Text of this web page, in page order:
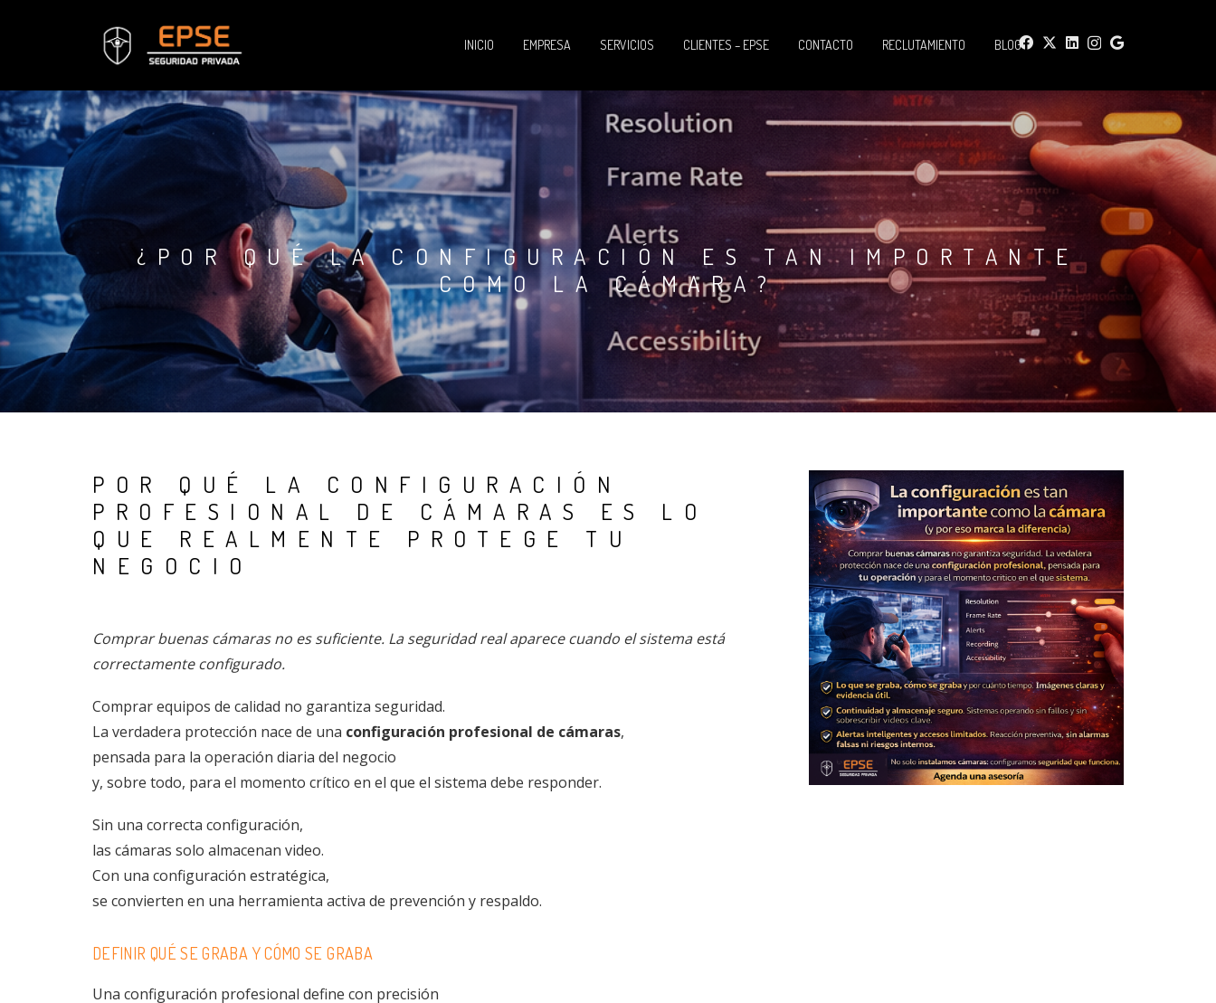
INICIO EMPRESA SERVICIOS CLIENTES – EPSE CONTACTO RECLUTAMIENTO BLOG
¿POR QUÉ LA CONFIGURACIÓN ES TAN IMPORTANTE
COMO LA CÁMARA?
POR QUÉ LA CONFIGURACIÓN
PROFESIONAL DE CÁMARAS ES LO
QUE REALMENTE PROTEGE TU
NEGOCIO
Comprar buenas cámaras no es suficiente. La seguridad real aparece cuando el sistema está
correctamente configurado.
Comprar equipos de calidad no garantiza seguridad.
La verdadera protección nace de una configuración profesional de cámaras,
pensada para la operación diaria del negocio
y, sobre todo, para el momento crítico en el que el sistema debe responder.
Sin una correcta configuración,
las cámaras solo almacenan video.
Con una configuración estratégica,
se convierten en una herramienta activa de prevención y respaldo.
DEFINIR QUÉ SE GRABA Y CÓMO SE GRABA
Una configuración profesional define con precisión